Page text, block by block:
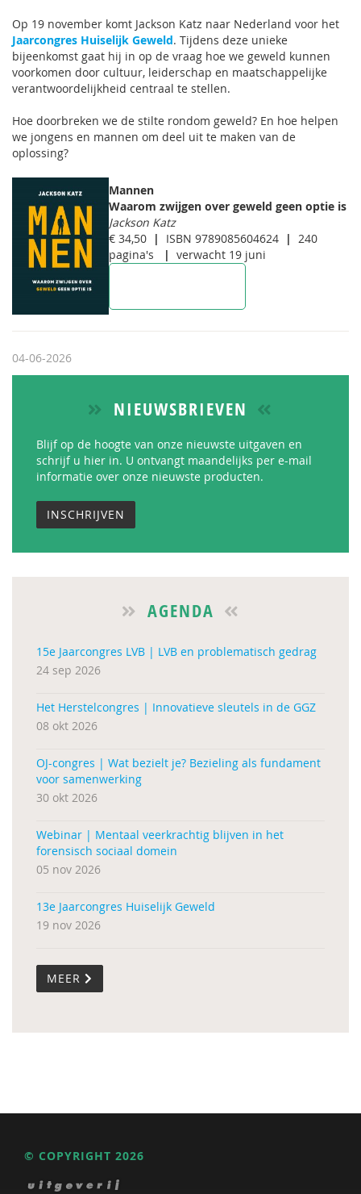
Op 19 november komt Jackson Katz naar Nederland voor het
Jaarcongres Huiselijk Geweld. Tijdens deze unieke
bijeenkomst gaat hij in op de vraag hoe we geweld kunnen
voorkomen door cultuur, leiderschap en maatschappelijke
verantwoordelijkheid centraal te stellen.
Hoe doorbreken we de stilte rondom geweld? En hoe helpen
we jongens en mannen om deel uit te maken van de
oplossing?
Mannen
Waarom zwijgen over geweld geen optie is
Jackson Katz
€ 34,50 | ISBN 9789085604624 | 240
pagina's
| verwacht 19 juni
04-06-2026
NIEUWSBRIEVEN
Blijf op de hoogte van onze nieuwste uitgaven en
schrijf u hier in. U ontvangt maandelijks per e-mail
informatie over onze nieuwste producten.
INSCHRIJVEN
AGENDA
15e Jaarcongres LVB | LVB en problematisch gedrag
24 sep 2026
Het Herstelcongres | Innovatieve sleutels in de GGZ
08 okt 2026
OJ-congres | Wat bezielt je? Bezieling als fundament
voor samenwerking
30 okt 2026
Webinar | Mentaal veerkrachtig blijven in het
forensisch sociaal domein
05 nov 2026
13e Jaarcongres Huiselijk Geweld
19 nov 2026
MEER
© COPYRIGHT 2026